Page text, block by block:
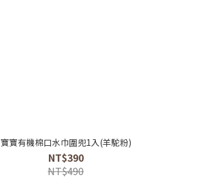
寶寶有機棉口水巾圍兜1入(羊駝粉)
NT$390
NT$490